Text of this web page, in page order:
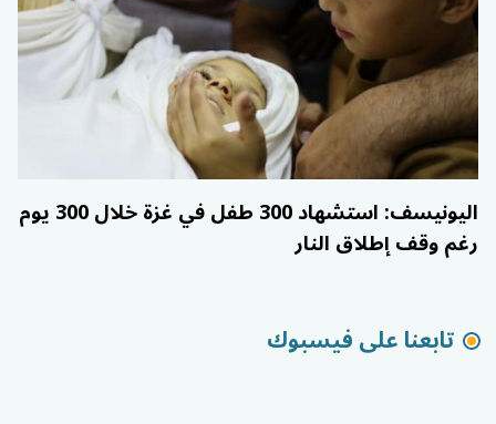
اليونيسف: استشهاد 300 طفل في غزة خلال 300 يوم
رغم وقف إطلاق النار
تابعنا على فيسبوك